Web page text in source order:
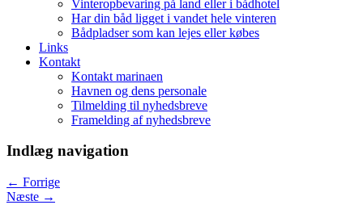
Vinteropbevaring på land eller i bådhotel
Har din båd ligget i vandet hele vinteren
Bådpladser som kan lejes eller købes
Links
Kontakt
Kontakt marinaen
Havnen og dens personale
Tilmelding til nyhedsbreve
Framelding af nyhedsbreve
Indlæg navigation
← Forrige
Næste →